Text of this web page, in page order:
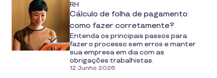
RH
Cálculo de folha de pagamento:
como fazer corretamente?
Entenda os principais passos para
fazer o processo sem erros e manter
sua empresa em dia com as
obrigações trabalhistas.
12 Junho 2026